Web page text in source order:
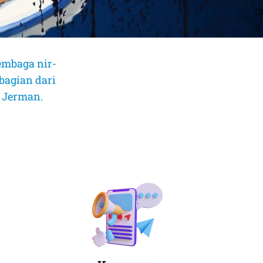
nir-
dari